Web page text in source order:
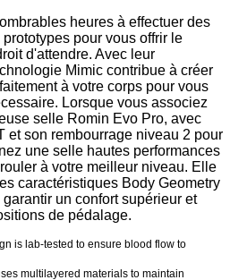
heures à effectuer des
pour vous offrir le
d'attendre. Avec leur
Mimic contribue à créer
à votre corps pour vous
Lorsque vous associez
selle Romin Evo Pro, avec
et son rembourrage niveau 2 pour
une selle hautes performances
à votre meilleur niveau. Elle
caractéristiques Body Geometry
un confort supérieur et
de pédalage.
is lab-tested to ensure blood flow to
multilayered materials to maintain